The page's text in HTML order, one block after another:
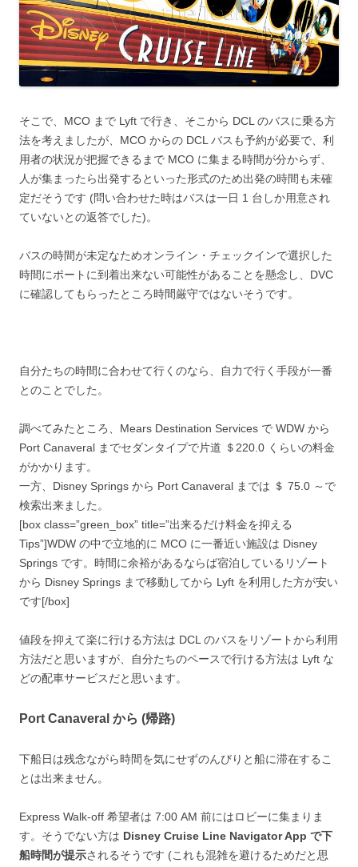
そこで、MCO まで Lyft で行き、そこから DCL のバスに乗る方
法を考えましたが、MCO からの DCL バスも予約が必要で、 利
用者の状況が把握できるまで MCO に集まる時間が分からず、
人が集まったら出発するといった形式のため出発の時間も未確
定だそうです (問い合わせた時はバスは一日 1 台しか用意され
ていないとの返答でした)。
バスの時間が未定なためオンライン・チェックインで選択した
時間にポートに到着出来ない可能性があることを懸念し、DVC
に確認してもらったところ時間厳守ではないそうです。
自分たちの時間に合わせて行くのなら、自力で行く手段が一番
とのことでした。
調べてみたところ、Mears Destination Services で WDW から
Port Canaveral までセダンタイプで片道 ＄220.0 くらいの料金
がかかります。
一方、Disney Springs から Port Canaveral までは ＄ 75.0 ～で
検索出来ました。
[box class=”green_box” title=”出来るだけ料金を抑える
Tips”]WDW の中で立地的に MCO に一番近い施設は Disney
Springs です。時間に余裕があるならば宿泊しているリゾート
から Disney Springs まで移動してから Lyft を利用した方が安い
です[/box]
値段を抑えて楽に行ける方法は DCL のバスをリゾートから利用
方法だと思いますが、自分たちのペースで行ける方法は Lyft な
どの配車サービスだと思います。
Port Canaveral から (帰路)
下船日は残念ながら時間を気にせずのんびりと船に滞在するこ
とは出来ません。
Express Walk-off 希望者は 7:00 AM 前にはロビーに集まりま
す。そうでない方は Disney Cruise Line Navigator App で下
船時間が提示されるそうです (これも混雑を避けるためだと思